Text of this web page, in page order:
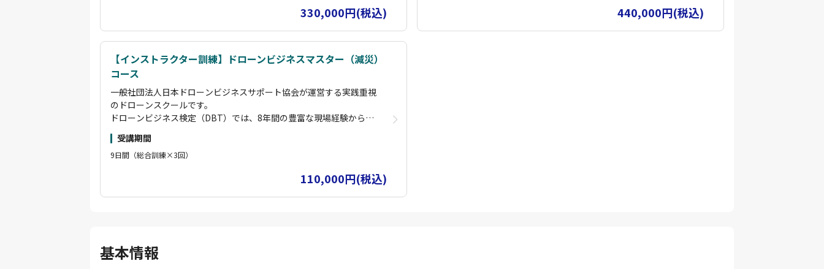
らプロのドローンパイロットまで、段階的にスキルアップが可能で
す。
国土交通省認定の講習管理団体として、基礎コース修了者は国家資格
講習で「経験者」扱いとなります。
その他にも、企業のニーズに応じたカスタムコースや、実際の災害現
場を活用した実践的な講習も実施していますので、お気軽にご相談く
ださい。
また、卒業後はオンラインサロン「ビービズ」に参加することで継続
学習をサポートし、長期的な成長を後押しいたします。
「海洋ごみ移送 ドローン」「空飛ぶクルマ 能登」で検索してみてく
ださい。弊社がドローンの最先端の一翼を担わさせていただいている
状況をご覧いただければと思います。
330,000円(税込)
らプロのドローンパイロットまで、段階的にスキルアップが可能で
す。
440,000円(税込)
【インストラクター訓練】ドローンビジネスマスター（減災）
コース
一般社団法人日本ドローンビジネスサポート協会が運営する実践重視
のドローンスクールです。
ドローンビジネス検定（DBT）では、8年間の豊富な現場経験から構
築したオリジナルカリキュラムにより、即戦力となる実務スキルを習
得できます。
基礎コースから空撮・測量・散布・赤外線診断・運航管理・減災・コ
らプロのドローンパイロットまで、段階的にスキルアップが可能で
す。
場を活用した実践的な講習も実施していますので、お気軽にご相談く
ださい。
受講期間
9日間（総合訓練×3回）
110,000円(税込)
基本情報